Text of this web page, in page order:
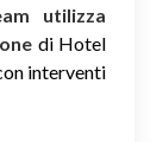
utilizza
di Hotel
interventi